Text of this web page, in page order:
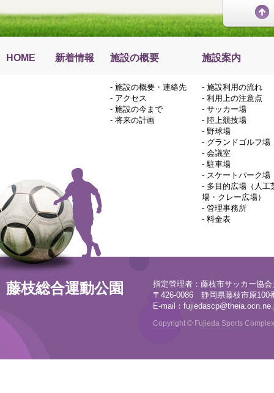
HOME 新着情報 施設の概要 施設案内
- 施設の概要・連絡先
- アクセス
- 施設の今まで
- 将来の計画
- 施設利用の流れ
- 利用上の注意点
- サッカー場
- 陸上競技場
- 野球場
- グランドゴルフ場
- 会議室
-駐車場
- スケートパーク場
- 多目的広場（人工
場・クレー広場）
- 管理事務所
- 料金表
藤枝総合運動公園
指定管理者：藤枝市サッカー協
〒426-0086 静岡県藤枝市原100
E-mail：
Copyright © Fujieda Sports